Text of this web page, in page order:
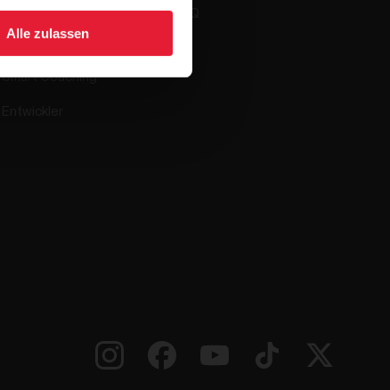
Alle zulassen
Polar Flow
Kompatible Apps
Smart Coaching